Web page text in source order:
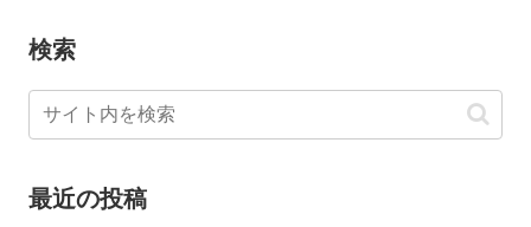
検索
最近の投稿